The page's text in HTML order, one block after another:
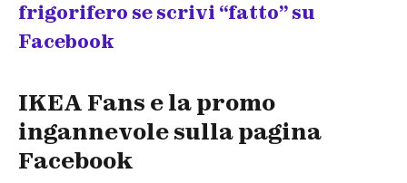
frigorifero se scrivi “fatto” su
Facebook
IKEA Fans e la promo
ingannevole sulla pagina
Facebook